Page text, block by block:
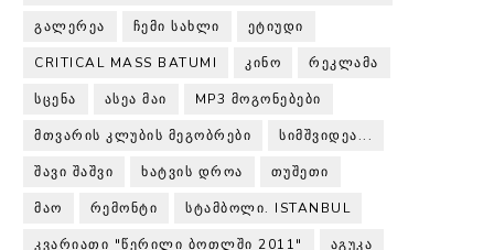
ᲒᲐᲚᲔᲠᲔᲐ ᲩᲔᲛᲘ ᲡᲐᲮᲚᲘ ᲔᲢᲘᲣᲓᲘ
CRITICAL MASS BATUMI ᲙᲘᲜᲝ ᲠᲔᲙᲚᲐᲛᲐ
ᲡᲪᲔᲜᲐ ᲐᲡᲔᲐ ᲛᲐᲘ MP3 ᲛᲝᲒᲝᲜᲔᲑᲔᲑᲘ
ᲛᲗᲕᲐᲠᲘᲡ ᲙᲚᲣᲑᲘᲡ ᲛᲔᲒᲝᲑᲠᲔᲑᲘ ᲡᲘᲛᲨᲕᲘᲓᲔᲐ...
ᲨᲐᲕᲘ ᲨᲐᲨᲕᲘ ᲮᲐᲢᲕᲘᲡ ᲓᲠᲝᲐ ᲗᲣᲨᲔᲗᲘ
ᲛᲐᲝ ᲠᲔᲛᲝᲜᲢᲘ ᲡᲢᲐᲛᲑᲝᲚᲘ. ISTANBUL
ᲙᲕᲐᲠᲘᲐᲗᲘ "ᲬᲔᲠᲘᲚᲘ ᲑᲝᲗᲚᲨᲘ 2011" ᲐᲒᲣᲙᲐ